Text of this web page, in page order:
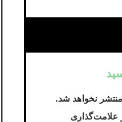
نخواهد شد.
علامت‌گذاری